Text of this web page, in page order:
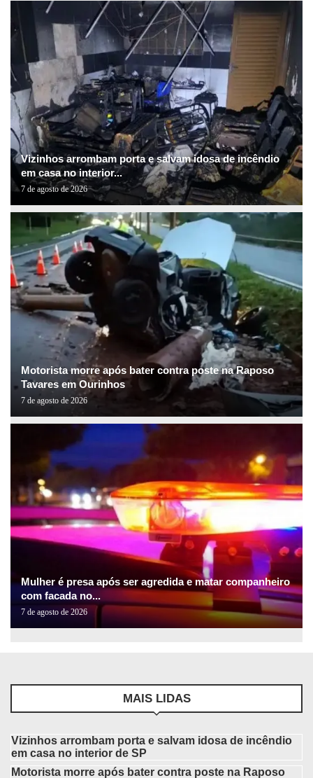
Vizinhos arrombam porta e salvam idosa de incêndio
em casa no interior...
7 de agosto de 2026
Motorista morre após bater contra poste na Raposo
Tavares em Ourinhos
7 de agosto de 2026
Mulher é presa após ser agredida e matar companheiro
com facada no...
7 de agosto de 2026
MAIS LIDAS
Vizinhos arrombam porta e salvam idosa de incêndio
em casa no interior de SP
Motorista morre após bater contra poste na Raposo